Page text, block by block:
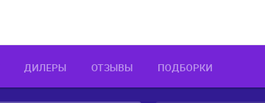
ДИЛЕРЫ ОТЗЫВЫ ПОДБОРКИ